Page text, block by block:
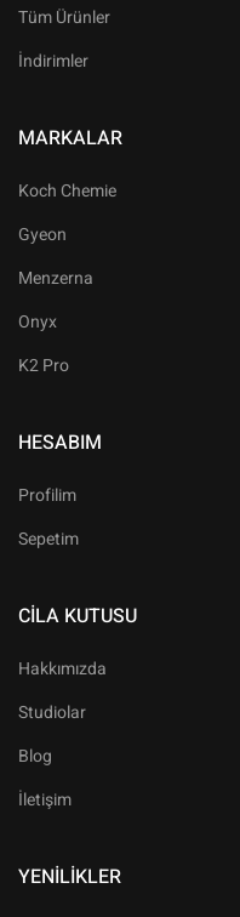
Tüm Ürünler
İndirimler
MARKALAR
Koch Chemie
Gyeon
Menzerna
Onyx
K2 Pro
HESABIM
Profilim
Sepetim
CILA KUTUSU
Hakkımızda
Studiolar
Blog
İletişim
YENILIKLER